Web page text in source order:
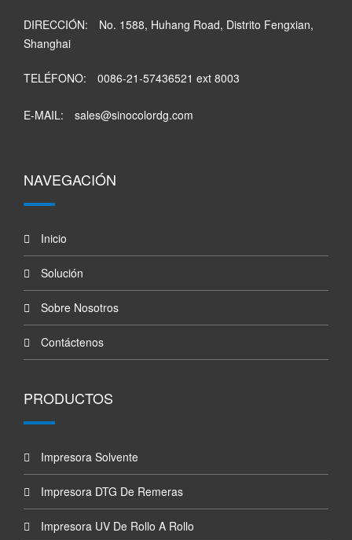
DIRECCIÓN:
No. 1588, Huhang Road, Distrito Fengxian,
Shanghai
TELÉFONO: 0086-21-57436521 ext 8003
E-MAIL: sales@sinocolordg.com
NAVEGACIÓN
Inicio
Solución
Sobre Nosotros
Contáctenos
PRODUCTOS
Impresora Solvente
Impresora DTG De Remeras
Impresora UV De Rollo A Rollo